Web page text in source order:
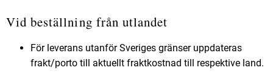
Vid beställning från utlandet
För leverans utanför Sveriges gränser uppdateras
frakt/porto till aktuellt fraktkostnad till respektive land.